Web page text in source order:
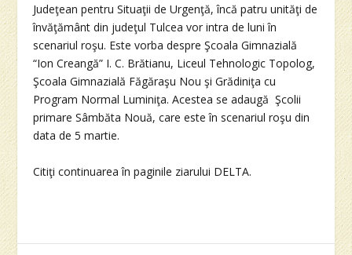
Judeţean pentru Situaţii de Urgenţă, încă patru unităţi de
învăţământ din judeţul Tulcea vor intra de luni în
scenariul roşu. Este vorba despre Şcoala Gimnazială
“Ion Creangă” I. C. Brătianu, Liceul Tehnologic Topolog,
Şcoala Gimnazială Făgăraşu Nou şi Grădiniţa cu
Program Normal Luminiţa. Acestea se adaugă Şcolii
primare Sâmbăta Nouă, care este în scenariul roşu din
data de 5 martie.
Citiţi continuarea în paginile ziarului DELTA.